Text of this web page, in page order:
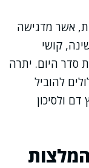
אשר מדגישה
קושי
סדר היום. יתרה
להוביל
ולסיכון